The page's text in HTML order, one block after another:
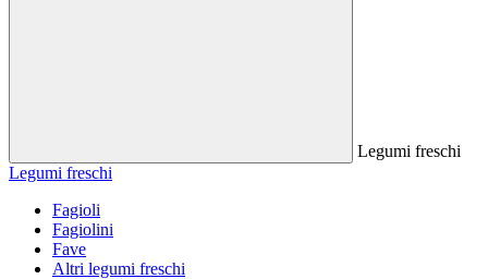
Legumi freschi
Legumi freschi
Fagioli
Fagiolini
Fave
Altri legumi freschi